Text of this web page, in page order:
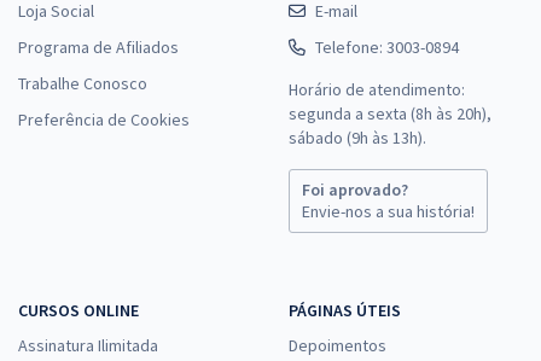
Loja Social
Programa de Afiliados
Trabalhe Conosco
Preferência de Cookies
E-mail
Telefone: 3003-0894
Horário de atendimento:
segunda a sexta (8h às 20h),
sábado (9h às 13h).
Foi aprovado?
Envie-nos a sua história!
CURSOS ONLINE
Assinatura Ilimitada
PÁGINAS ÚTEIS
Depoimentos